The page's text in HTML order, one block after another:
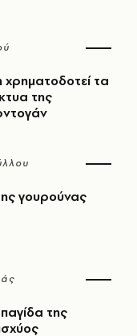
τα
της
γουρούνας
της